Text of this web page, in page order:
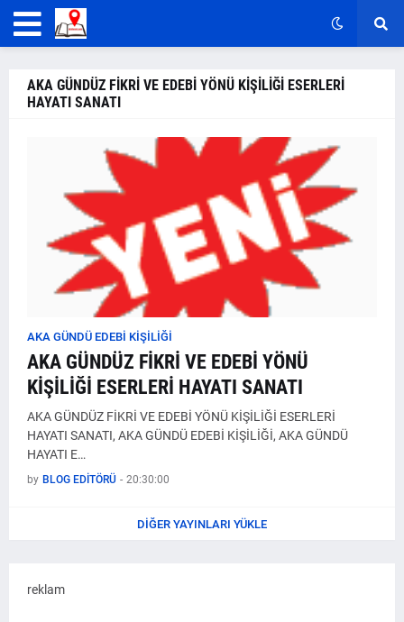
AKA GÜNDÜZ FİKRİ VE EDEBİ YÖNÜ KİŞİLİĞİ ESERLERİ
HAYATI SANATI
AKA GÜNDÜ EDEBİ KİŞİLİĞİ
AKA GÜNDÜZ FİKRİ VE EDEBİ YÖNÜ
KİŞİLİĞİ ESERLERİ HAYATI SANATI
AKA GÜNDÜZ FİKRİ VE EDEBİ YÖNÜ KİŞİLİĞİ ESERLERİ
HAYATI SANATI, AKA GÜNDÜ EDEBİ KİŞİLİĞİ, AKA GÜNDÜ
HAYATI E…
by BLOG EDİTÖRÜ - 20:30:00
DIĞER YAYINLARI YÜKLE
reklam